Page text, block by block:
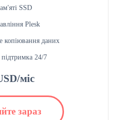
SSD
Plesk
копіювання даних
24/7
міс
зараз